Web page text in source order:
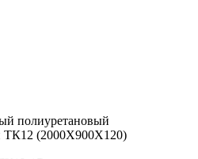
полиуретановый
ТК12 (2000Х900Х120)